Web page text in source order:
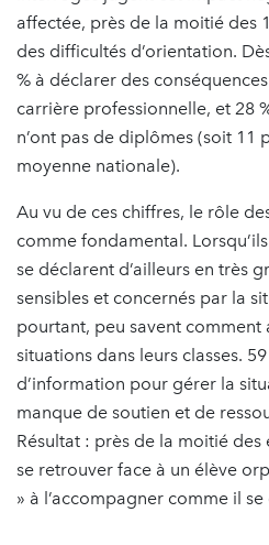
affectée, près de la moitié des
des difficultés d’orientation.
% à déclarer des
carrière professionnelle, et 28
n’ont pas de diplômes (soit 11
moyenne nationale).
Au vu de ces chiffres, le rôle
comme fondamental.
se déclarent d’ailleurs en très
sensibles et concernés par la
pourtant, peu savent comment
situations dans leurs classes.
d’information pour gérer la
manque de soutien et de
Résultat : près de la moitié
se retrouver face à un élève
» à l’accompagner comme il